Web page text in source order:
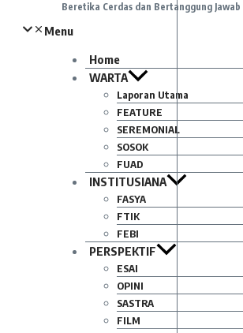
Beretika Cerdas dan Bertanggung Jawab
Menu
Home
WARTA
Laporan Utama
FEATURE
SEREMONIAL
SOSOK
FUAD
INSTITUSIANA
FASYA
FTIK
FEBI
PERSPEKTIF
ESAI
OPINI
SASTRA
FILM